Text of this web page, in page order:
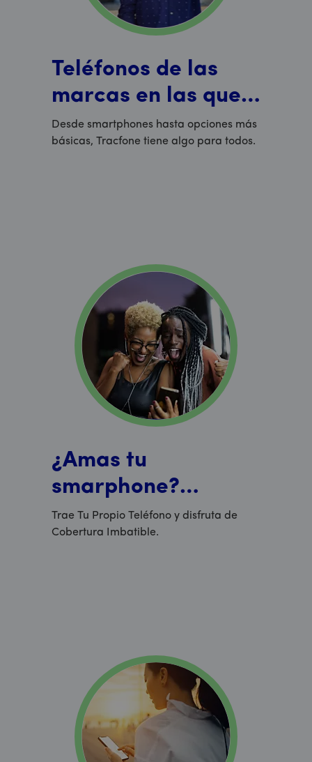
Teléfonos de las
marcas en las que
confías
Desde smartphones hasta opciones más
básicas, Tracfone tiene algo para todos.
¿Amas tu
smarphone?
¡Quédatelo!
Trae Tu Propio Teléfono y disfruta de
Cobertura Imbatible.